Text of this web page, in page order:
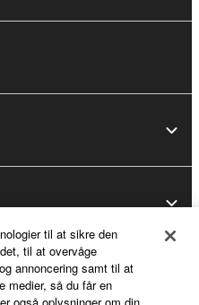
til at sikre den
til at overvåge
annoncering samt til at
medier, så du får en